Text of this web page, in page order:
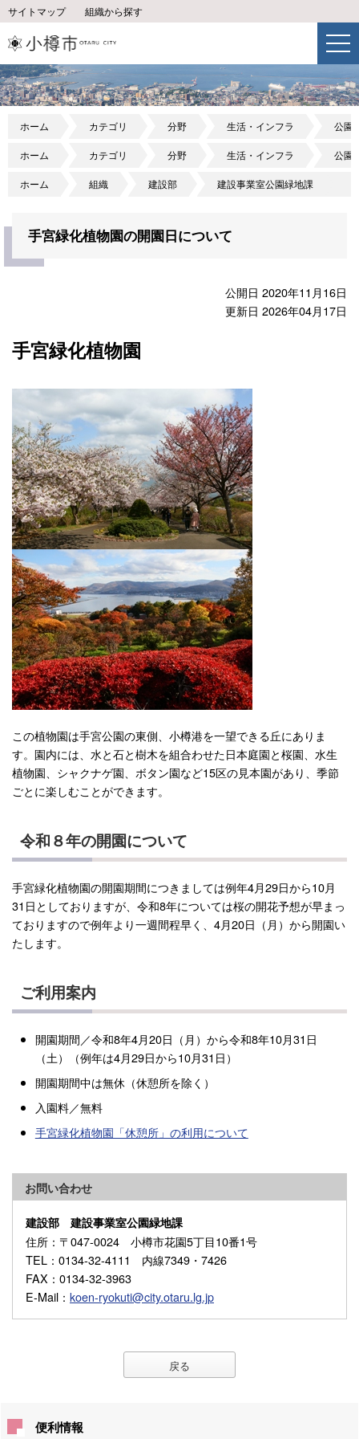
サイトマップ 組織から探す
ホーム カテゴリ 分野 生活・インフラ 公園
ホーム カテゴリ 分野 生活・インフラ 公園
ホーム 組織 建設部 建設事業室公園緑地課
手宮緑化植物園の開園日について
公開日 2020年11月16日
更新日 2026年04月17日
手宮緑化植物園
この植物園は手宮公園の東側、小樽港を一望できる丘にありま
す。園内には、水と石と樹木を組合わせた日本庭園と桜園、水生
植物園、シャクナゲ園、ボタン園など15区の見本園があり、季節
ごとに楽しむことができます。
令和８年の開園について
手宮緑化植物園の開園期間につきましては例年4月29日から10月
31日としておりますが、令和8年については桜の開花予想が早まっ
ておりますので例年より一週間程早く、4月20日（月）から開園い
たします。
ご利用案内
開園期間／令和8年4月20日（月）から令和8年10月31日
（土）（例年は4月29日から10月31日）
開園期間中は無休（休憩所を除く）
入園料／無料
手宮緑化植物園「休憩所」の利用について
お問い合わせ
建設部 建設事業室公園緑地課
住所 ：〒047-0024 小樽市花園5丁目10番1号
TEL ：0134-32-4111 内線7349・7426
FAX ：0134-32-3963
E-Mail ： koen-ryokuti@city.otaru.lg.jp
戻る
便利情報